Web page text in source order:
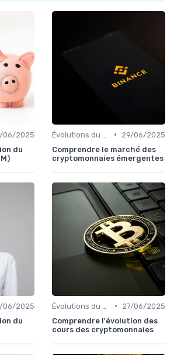
06/2025
du
•
29/06/2025
Comprendre le marché des
cryptomonnaies émergentes
06/2025
du
•
27/06/2025
Comprendre l'évolution des
cours des cryptomonnaies